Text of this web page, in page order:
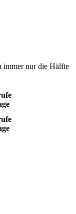
immer nur die Hälfte